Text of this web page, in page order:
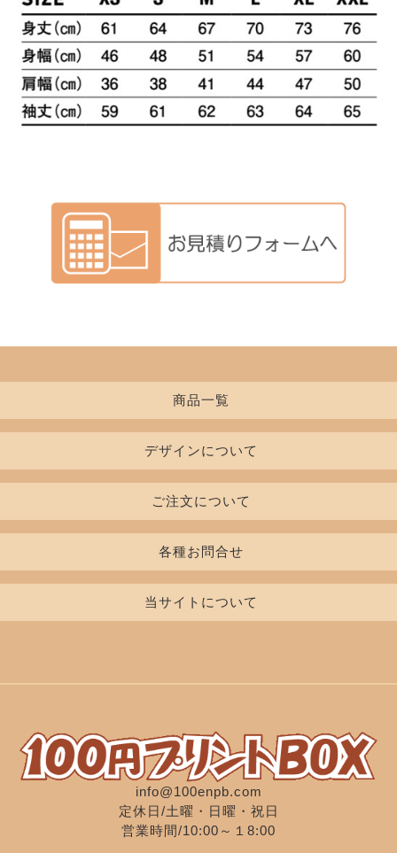
商品一覧
Tシャツ
スウェット/パーカ/パンツ ブルゾン
キャンバスバッグ
デザインについて
書体一覧
インクカラー
デザイン入稿について
ご注文について
料金表
印刷について
各種お問合せ
お見積り・ご注文フォーム
無料カタログ申込
当サイトについて
企業理念
プライバシーポリシー
info@100enpb.com
定休日/土曜・日曜・祝日
営業時間/10:00～１8:00